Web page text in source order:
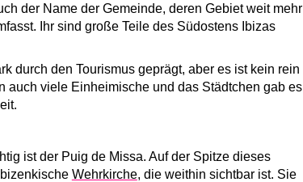
der Name der Gemeinde, deren Gebiet weit mehr
Ihr sind große Teile des Südostens Ibizas
durch den Tourismus geprägt, aber es ist kein rein
auch viele Einheimische und das Städtchen gab es
ist der Puig de Missa. Auf der Spitze dieses
Wehrkirche, die weithin sichtbar ist. Sie